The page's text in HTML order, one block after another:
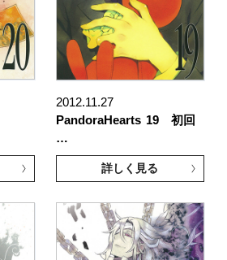
2012.11.27
PandoraHearts 19 初回
…
詳しく見る